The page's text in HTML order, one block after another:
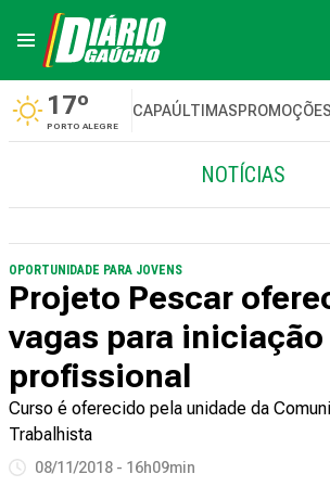
17º
PORTO ALEGRE
CAPAÚLTIMASPROMOÇÕES
NOTÍCIAS
OPORTUNIDADE PARA JOVENS
Projeto Pescar
vagas para iniciação
profissional
Curso é oferecido pela unidade da
Trabalhista
08/11/2018 - 16h09min